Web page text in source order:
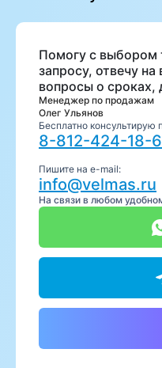
Помогу с выбором
запросу, отвечу
вопросы о сроках,
Менеджер по продажам
Олег Ульянов
Бесплатно консультирую
8-812-424-18-
Пишите на e-mail:
info@velmas.ru
На связи в любом